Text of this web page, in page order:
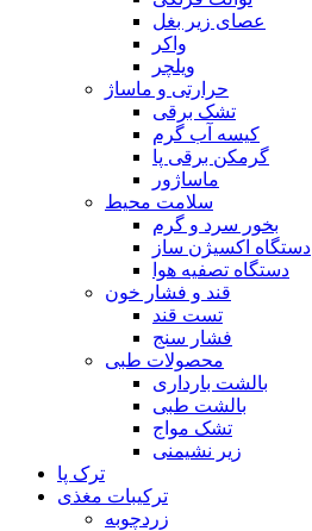
عصای زیر بغل
واکر
ویلچر
حرارتی و ماساژ
تشک برقی
کیسه آب گرم
گرمکن برقی پا
ماساژور
سلامت محیط
بخور سرد و گرم
دستگاه اکسیژن ساز
دستگاه تصفیه هوا
قند و فشار خون
تست قند
فشار سنج
محصولات طبی
بالشت بارداری
بالشت طبی
تشک مواج
زیر نشیمنی
ترک پا
ترکیبات مغذی
زردچوبه